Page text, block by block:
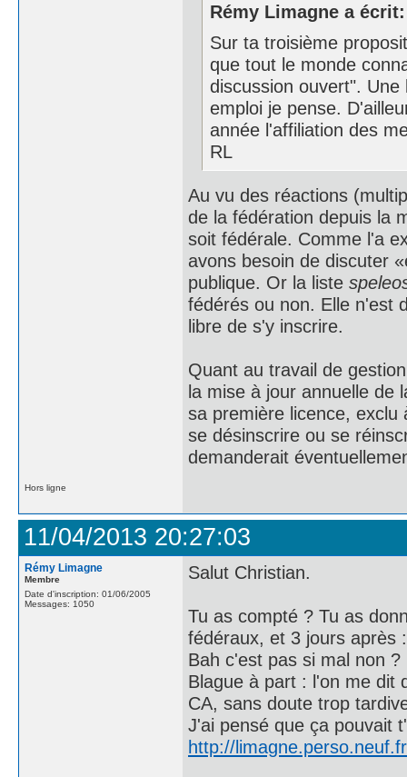
Rémy Limagne a écrit:
Sur ta troisième
que tout le monde
discussion ouvert".
emploi je pense.
année l'affiliation des
RL
Au vu des réactions
de la fédération depuis la
soit fédérale. Comme l'a
avons besoin de discuter
publique. Or la liste
fédérés ou non. Elle n'est
libre de s'y inscrire.
Quant au travail de
la mise à jour annuelle de
sa première licence,
se désinscrire ou se
demanderait
Hors ligne
11/04/2013 20:27:03
Rémy Limagne
Membre
Date d'inscription: 01/06/2005
Messages: 1050
Salut Christian.
Tu as compté ? Tu as
fédéraux, et 3 jours après
Bah c'est pas si mal non ?
Blague à part : l'on me dit
CA, sans doute trop
J'ai pensé que ça pouvait
http://